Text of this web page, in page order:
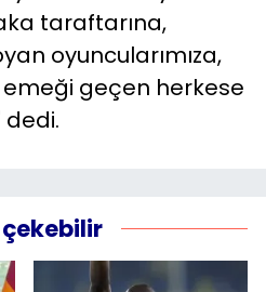
taraftarına,
oyuncularımıza,
geçen herkese
dedi.